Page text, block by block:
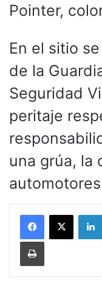
Pointer,
En el sitio
de la
Seguridad
peritaje
una grúa, la
Imprimir